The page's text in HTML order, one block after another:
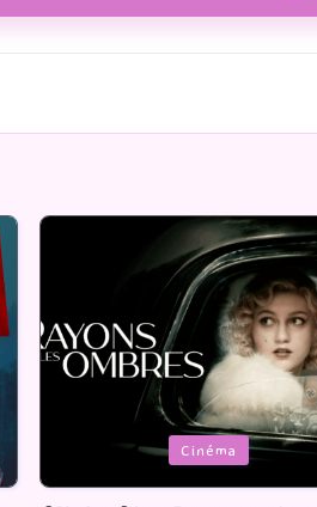
BD Lecture